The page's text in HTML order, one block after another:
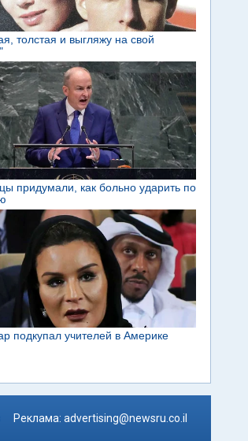
Реклама: advertising@newsru.co.il